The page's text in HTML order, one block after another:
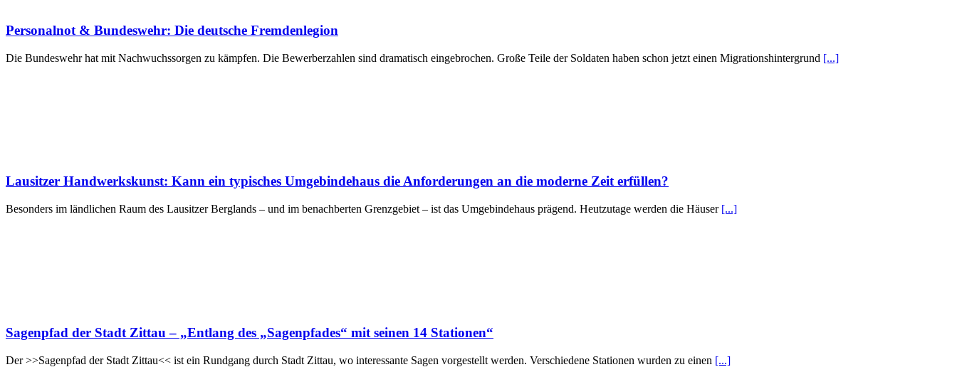
Personalnot & Bundeswehr: Die deutsche Fremdenlegion
Die Bundeswehr hat mit Nachwuchssorgen zu kämpfen. Die Bewerberzahlen sind dramatisch eingebrochen. Große Teile der Soldaten haben schon jetzt einen Migrationshintergrund [...]
Lausitzer Handwerkskunst: Kann ein typisches Umgebindehaus die Anforderungen an die moderne Zeit erfüllen?
Besonders im ländlichen Raum des Lausitzer Berglands – und im benachberten Grenzgebiet – ist das Umgebindehaus prägend. Heutzutage werden die Häuser [...]
Sagenpfad der Stadt Zittau – „Entlang des „Sagenpfades“ mit seinen 14 Stationen“
Der >>Sagenpfad der Stadt Zittau<< ist ein Rundgang durch Stadt Zittau, wo interessante Sagen vorgestellt werden. Verschiedene Stationen wurden zu einen [...]